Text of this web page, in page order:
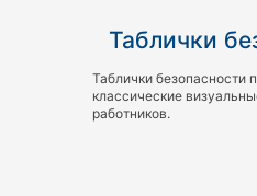
Таблички
Таблички безопасности
классические
работников.